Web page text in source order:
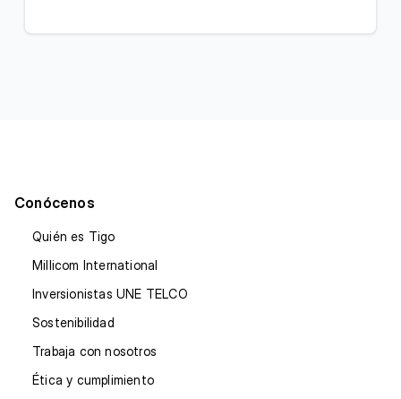
Conócenos
Quién es Tigo
Millicom International
Inversionistas UNE TELCO
Sostenibilidad
Trabaja con nosotros
Ética y cumplimiento